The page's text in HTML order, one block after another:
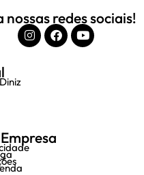
nossas redes sociais!